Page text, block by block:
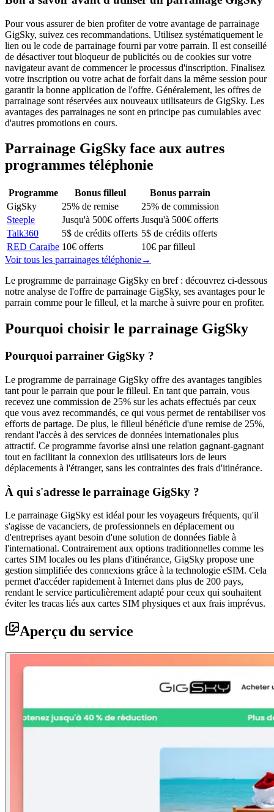
Pour vous assurer de bien profiter de votre avantage de parrainage
GigSky, suivez ces recommandations. Utilisez systématiquement le
lien ou le code de parrainage fourni par votre parrain. Il est conseillé
de désactiver tout bloqueur de publicités ou de cookies sur votre
navigateur avant de commencer le processus d'inscription. Finalisez
votre inscription ou votre achat de forfait dans la même session pour
garantir la bonne application de l'offre. Généralement, les offres de
parrainage sont réservées aux nouveaux utilisateurs de GigSky. Les
avantages des parrainages ne sont en principe pas cumulables avec
d'autres promotions en cours.
Parrainage GigSky face aux autres
programmes téléphonie
Programme Bonus filleul
Bonus parrain
GigSky
25% de remise
25% de commission
Steeple
Jusqu'à 500€ offerts Jusqu'à 500€ offerts
Talk360
5$ de crédits offerts 5$ de crédits offerts
RED Caraïbe 10€ offerts
10€ par filleul
Voir tous les parrainages téléphonie→
Le programme de parrainage GigSky en bref : découvrez ci-dessous
notre analyse de l'offre de parrainage GigSky, ses avantages pour le
parrain comme pour le filleul, et la marche à suivre pour en profiter.
Pourquoi choisir le parrainage GigSky
Pourquoi parrainer GigSky ?
Le programme de parrainage GigSky offre des avantages tangibles
tant pour le parrain que pour le filleul. En tant que parrain, vous
recevez une commission de 25% sur les achats effectués par ceux
que vous avez recommandés, ce qui vous permet de rentabiliser vos
efforts de partage. De plus, le filleul bénéficie d'une remise de 25%,
rendant l'accès à des services de données internationales plus
attractif. Ce programme favorise ainsi une relation gagnant-gagnant
tout en facilitant la connexion des utilisateurs lors de leurs
déplacements à l'étranger, sans les contraintes des frais d'itinérance.
À qui s'adresse le parrainage GigSky ?
Le parrainage GigSky est idéal pour les voyageurs fréquents, qu'il
s'agisse de vacanciers, de professionnels en déplacement ou
d'entreprises ayant besoin d'une solution de données fiable à
l'international. Contrairement aux options traditionnelles comme les
cartes SIM locales ou les plans d'itinérance, GigSky propose une
gestion simplifiée des connexions grâce à la technologie eSIM. Cela
permet d'accéder rapidement à Internet dans plus de 200 pays,
rendant le service particulièrement adapté pour ceux qui souhaitent
éviter les tracas liés aux cartes SIM physiques et aux frais imprévus.
Aperçu du service